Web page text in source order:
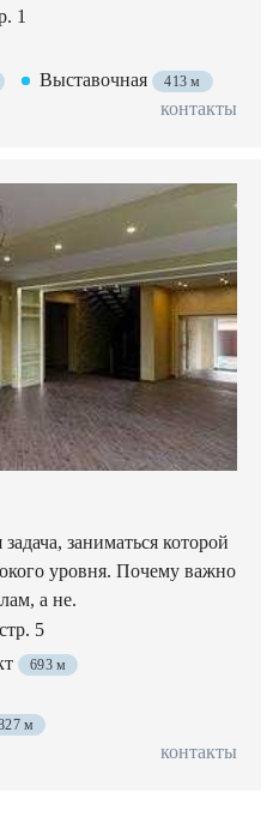
1
Выставочная 413 м
контакты
заниматься которой
уровня. Почему важно
а не.
5
693 м
м
контакты